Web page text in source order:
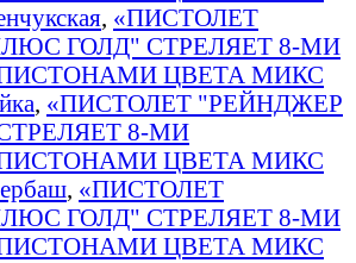
, «ПИСТОЛЕТ
ГОЛД" СТРЕЛЯЕТ 8-МИ
ЦВЕТА МИКС
, «ПИСТОЛЕТ "РЕЙНДЖЕР
8-МИ
ЦВЕТА МИКС
, «ПИСТОЛЕТ
ГОЛД" СТРЕЛЯЕТ 8-МИ
ЦВЕТА МИКС